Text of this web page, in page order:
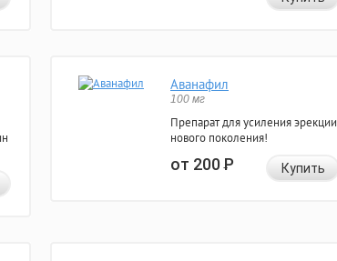
Аванафил
100 мг
Препарат для усиления эрекции
нового поколения!
от 200Р Купить